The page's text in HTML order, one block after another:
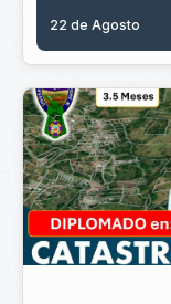
22 de Agosto